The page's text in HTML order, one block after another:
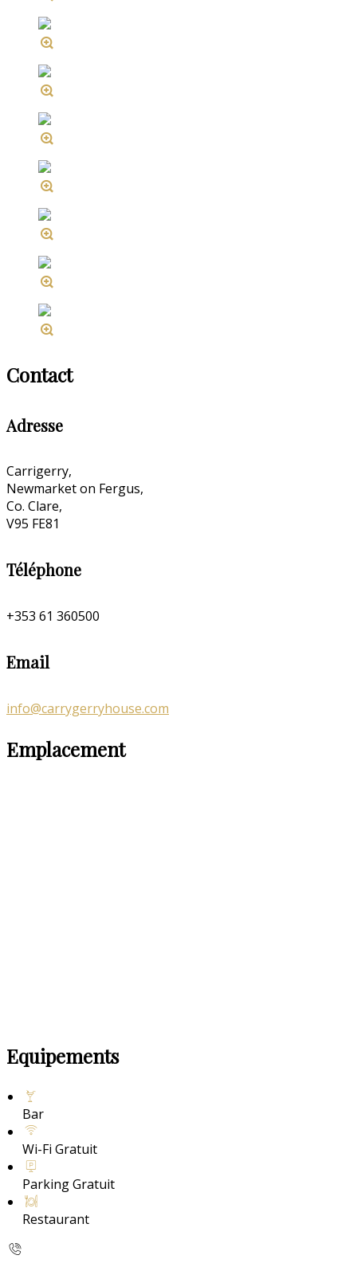
Contact
Adresse
Carrigerry,
Newmarket on Fergus,
Co. Clare,
V95 FE81
Téléphone
+353 61 360500
Email
info@carrygerryhouse.com
Emplacement
Equipements
Bar
Wi-Fi Gratuit
Parking Gratuit
Restaurant